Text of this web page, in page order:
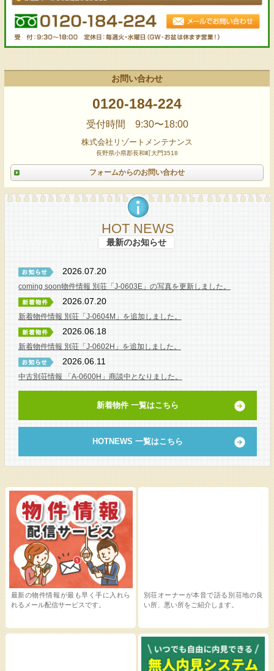
お問い合わせ
0120-184-224
受付時間 9:30〜18:00
株式会社リゾートメンテナンス
長野県小県郡長和町大門3518
フォームからのお問い合わせ
HOT NEWS
最新のお知らせ
2026.07.20
coming soon物件情報 別荘「J-0603E」の写真を更新しました。
2026.07.20
新着物件情報 別荘「J-0604M」を追加しました。
2026.06.18
新着物件情報 別荘「J-0602H」を追加しました。
2026.06.11
中古別荘情報 「A-0600H」商談中となりました。
新着物件 一覧はこちら
HOTNEWS 一覧はこちら
最新の物件情報が最も早く手に入れら
れるメール配信サービスです。
別荘オーナーが本音で語る別荘地の良
い所、悪い所をご紹介します。